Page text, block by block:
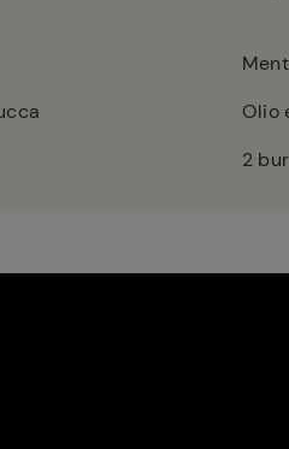
Olio
2